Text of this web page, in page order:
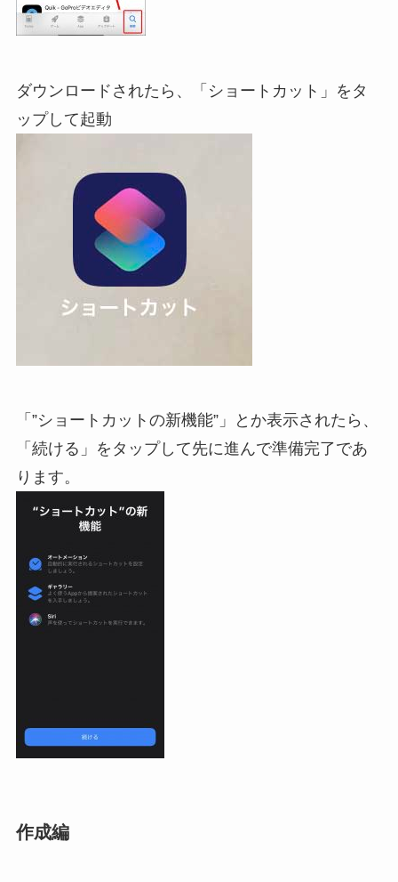
ダウンロードされたら、「ショートカット」をタ
ップして起動
「”ショートカットの新機能”」とか表示されたら、
「続ける」をタップして先に進んで準備完了であ
ります。
作成編